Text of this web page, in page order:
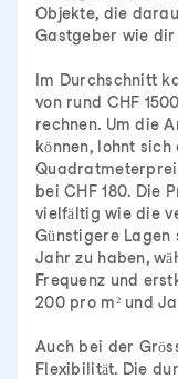
Objekte, die
Gastgeber wie
Im Durchschnitt
von rund CHF
rechnen. Um die
können, lohnt
bei CHF 180. Die
vielfältig wie die
Günstigere Lagen
Jahr zu haben,
Frequenz und
200 pro m² und
Auch bei der
Flexibilität. Die